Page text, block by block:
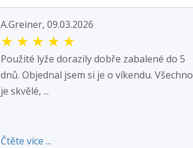
A.Greiner, 09.03.2026
★ ★ ★ ★ ★
Použité lyže dorazily dobře zabalené do 5
dnů. Objednal jsem si je o víkendu. Všechno
je skvělé, ...
Čtěte více ...